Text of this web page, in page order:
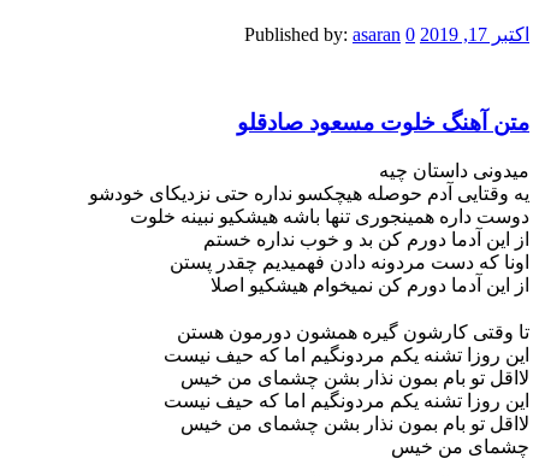
اکتبر 17, 2019 Published by: asaran 0
متن آهنگ خلوت مسعود صادقلو
میدونی داستان چیه
یه وقتایی آدم حوصله هیچکسو نداره حتی نزدیکای خودشو
دوست داره همینجوری تنها باشه هیشکیو نبینه خلوت
از این آدما دورم کن بد و خوب نداره خستم
اونا که دست مردونه دادن فهمیدیم چقدر پستن
از این آدما دورم کن نمیخوام هیشکیو اصلا
تا وقتی کارشون گیره همشون دورمون هستن
این روزا تشنه یکم مردونگیم اما که حیف نیست
لااقل تو بام بمون نذار بشن چشمای من خیس
این روزا تشنه یکم مردونگیم اما که حیف نیست
لااقل تو بام بمون نذار بشن چشمای من خیس
چشمای من خیس